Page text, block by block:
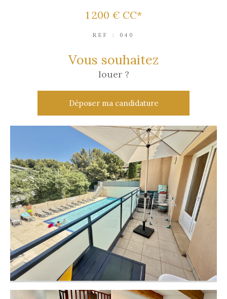
1 200 € CC*
REF : 040
vous souhaitez
louer ?
Déposer ma candidature